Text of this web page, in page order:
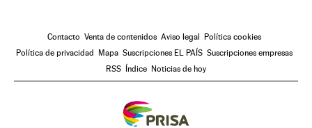
Contacto Venta de contenidos Aviso legal
Política cookies
Política de privacidad
Mapa Suscripciones EL PAÍS Suscripciones empresas
RSS
Índice Noticias de hoy